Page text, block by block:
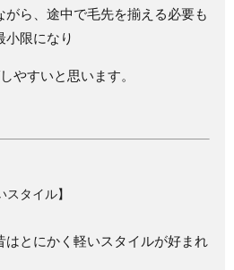
がら、途中で毛先を揃える必要も
小限になり
やすいと思います。
スタイル】
はとにかく軽いスタイルが好まれ